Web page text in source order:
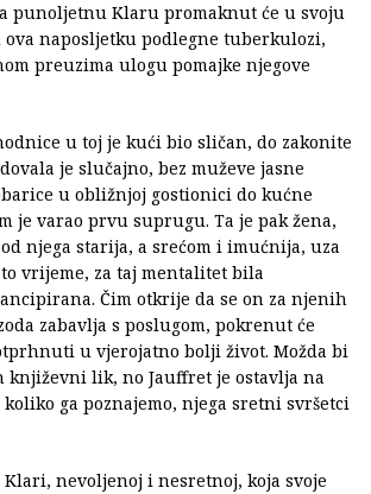
punoljetnu Klaru promaknut će u svoju
naposljetku podlegne tuberkulozi,
preuzima ulogu pomajke njegove
u toj je kući bio sličan, do zakonite
je slučajno, bez muževe jasne
u obližnjoj gostionici do kućne
je varao prvu suprugu. Ta je pak žena,
njega starija, a srećom i imućnija, uza
vrijeme, za taj mentalitet bila
Čim otkrije da se on za njenih
zabavlja s poslugom, pokrenut će
u vjerojatno bolji život. Možda bi
književni lik, no Jauffret je ostavlja na
ga poznajemo, njega sretni svršetci
Klari, nevoljenoj i nesretnoj, koja svoje